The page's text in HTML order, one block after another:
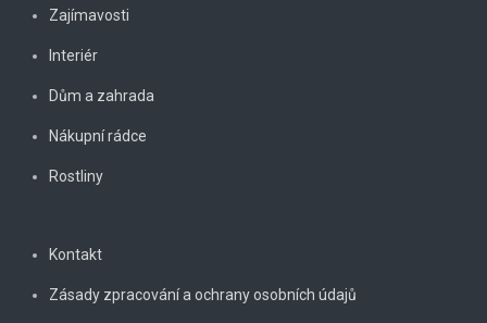
Zajímavosti
Interiér
Dům a zahrada
Nákupní rádce
Rostliny
Kontakt
Zásady zpracování a ochrany osobních údajů